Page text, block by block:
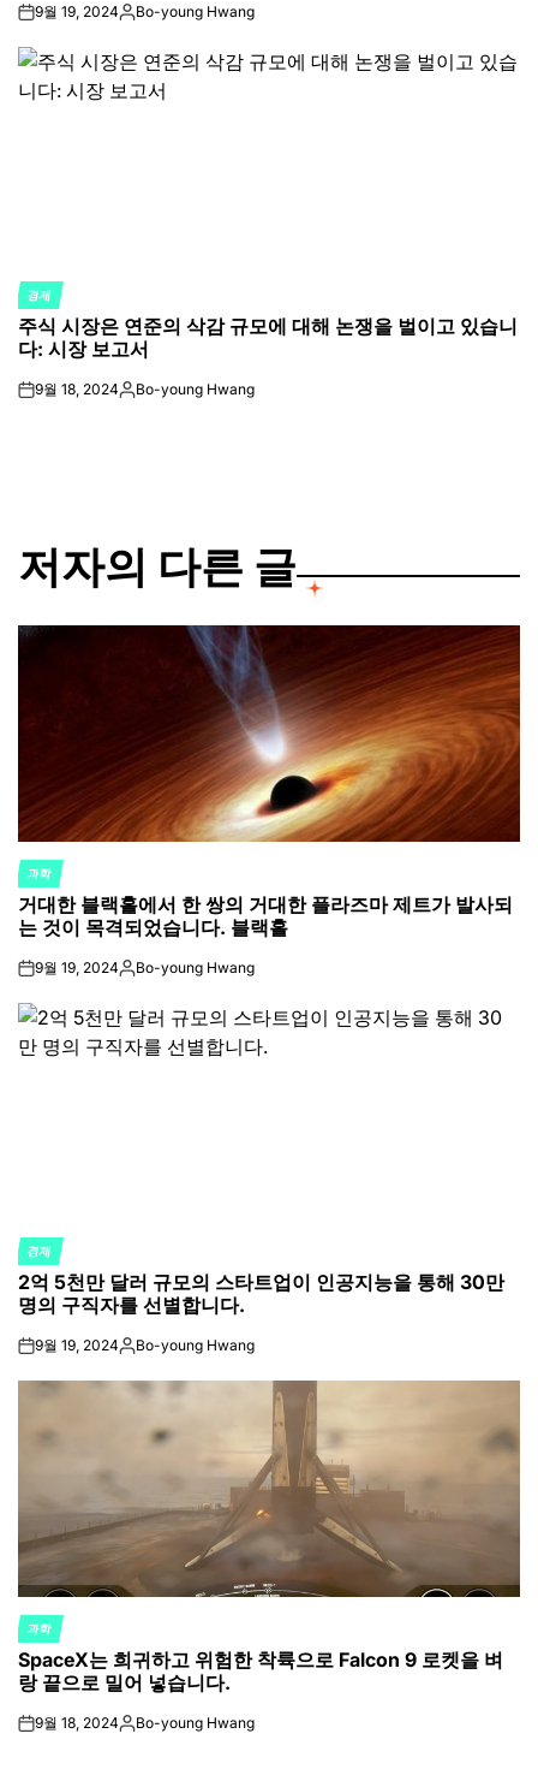
on9월 19, 2024Posted
Bo-young Hwang
POSTED
IN
경제
주식 시장은 연준의 삭감 규모에 대해 논쟁을 벌이고 있습니
다: 시장 보고서
on9월 18, 2024Posted
Bo-young Hwang
저자의 다른 글
POSTED
IN
과학
거대한 블랙홀에서 한 쌍의 거대한 플라즈마 제트가 발사되
는 것이 목격되었습니다. 블랙홀
on9월 19, 2024Posted
Bo-young Hwang
POSTED
IN
경제
2억 5천만 달러 규모의 스타트업이 인공지능을 통해 30만
명의 구직자를 선별합니다.
on9월 19, 2024Posted
Bo-young Hwang
POSTED
IN
과학
SpaceX는 희귀하고 위험한 착륙으로 Falcon 9 로켓을 벼
랑 끝으로 밀어 넣습니다.
on9월 18, 2024Posted
Bo-young Hwang